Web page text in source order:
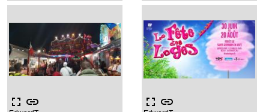
fullscreen link fullscreen link